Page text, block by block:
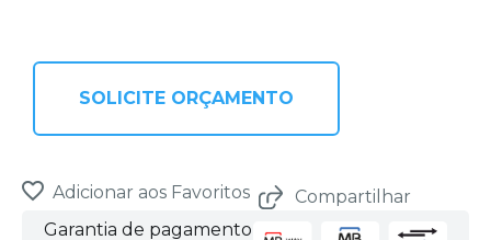
SOLICITE ORÇAMENTO
Adicionar aos Favoritos
Compartilhar
Garantia de pagamento